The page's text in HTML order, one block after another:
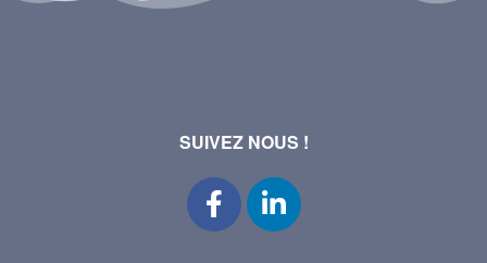
SUIVEZ NOUS !